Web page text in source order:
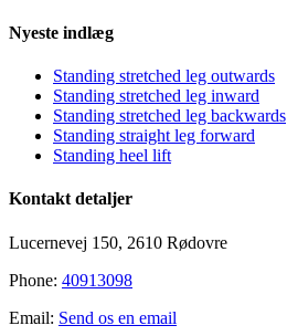
Nyeste indlæg
Standing stretched leg outwards
Standing stretched leg inward
Standing stretched leg backwards
Standing straight leg forward
Standing heel lift
Kontakt detaljer
Lucernevej 150, 2610 Rødovre
Phone: 40913098
Email: Send os en email